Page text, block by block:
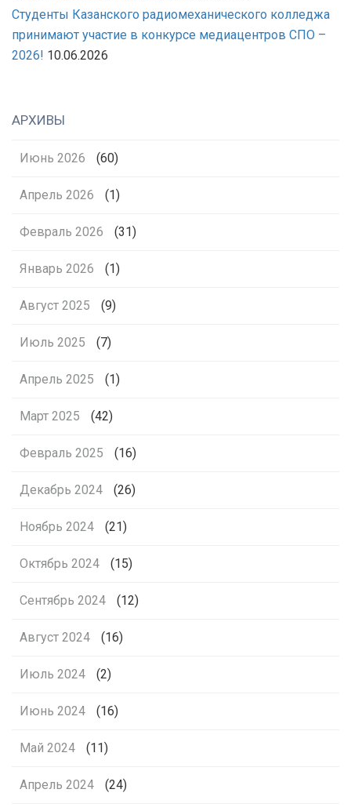
Студенты Казанского радиомеханического колледжа
принимают участие в конкурсе медиацентров СПО –
2026! 10.06.2026
АРХИВЫ
Июнь 2026 (60)
Апрель 2026 (1)
Февраль 2026 (31)
Январь 2026 (1)
Август 2025 (9)
Июль 2025 (7)
Апрель 2025 (1)
Март 2025 (42)
Февраль 2025 (16)
Декабрь 2024 (26)
Ноябрь 2024 (21)
Октябрь 2024 (15)
Сентябрь 2024 (12)
Август 2024 (16)
Июль 2024 (2)
Июнь 2024 (16)
Май 2024 (11)
Апрель 2024 (24)